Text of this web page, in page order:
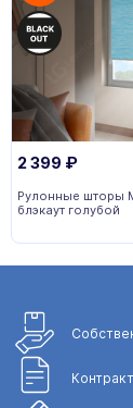
2 399 ₽
Рулонные шторы
блэкаут голубой